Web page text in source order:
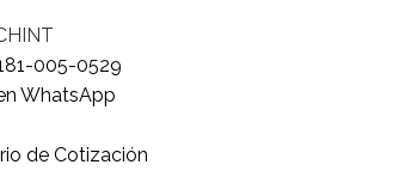
005-0529
WhatsApp
de Cotización